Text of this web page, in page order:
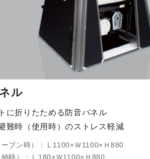
ル
に折りたためる防音パネル
難時（使用時）のストレス軽減
プン時）：Ｌ1100×Ｗ1100×Ｈ880
時）：Ｌ180×Ｗ1100×Ｈ880